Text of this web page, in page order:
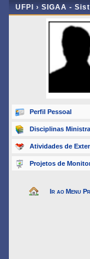
UFPI › SIGAA -
Perfil Pessoal
Disciplinas
Atividades de
Projetos de
Ir ao Menu